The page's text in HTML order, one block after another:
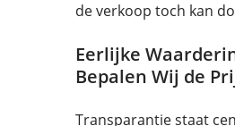
de verkoop toch kan
Eerlijke
Bepalen Wij de
Transparantie staat